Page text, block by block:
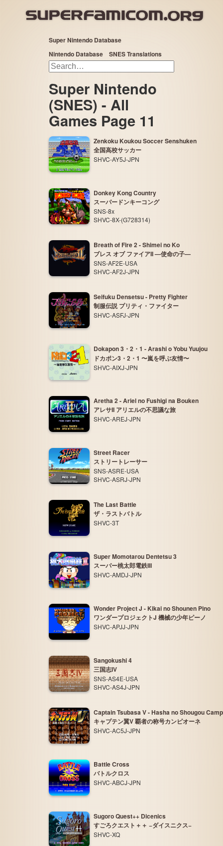
Super Nintendo Database
Nintendo Database
SNES Translations
Super Nintendo
(SNES) - All
Games Page 11
Zenkoku Koukou Soccer Senshuken
全国高校サッカー
SHVC-AY5J-JPN
Donkey Kong Country
スーパードンキーコング
SNS-8x
SHVC-8X-(G728314)
Breath of Fire 2 - Shimei no Ko
ブレス オブ ファイアII —使命の子—
SNS-AF2E-USA
SHVC-AF2J-JPN
Seifuku Densetsu - Pretty Fighter
制服伝説 プリティ・ファイター
SHVC-ASFJ-JPN
Dokapon 3・2・1 - Arashi o Yobu Yuujou
ドカポン3・2・1 〜嵐を呼ぶ友情〜
SHVC-AIXJ-JPN
Aretha 2 - Ariel no Fushigi na Bouken
アレサII アリエルの不思議な旅
SHVC-AREJ-JPN
Street Racer
ストリートレーサー
SNS-ASRE-USA
SHVC-ASRJ-JPN
The Last Battle
ザ・ラストバトル
SHVC-3T
Super Momotarou Dentetsu 3
スーパー桃太郎電鉄III
SHVC-AMDJ-JPN
Wonder Project J - Kikai no Shounen Pino
ワンダープロジェクトJ 機械の少年ピーノ
SHVC-APJJ-JPN
Sangokushi 4
三国志IV
SNS-AS4E-USA
SHVC-AS4J-JPN
Captain Tsubasa V - Hasha no Shougou
キャプテン翼V 覇者の称号カンピオーネ
SHVC-AC5J-JPN
Battle Cross
バトルクロス
SHVC-ABCJ-JPN
Sugoro Quest++ Dicenics
すごろクエスト＋＋ −ダイスニクス−
SHVC-XQ